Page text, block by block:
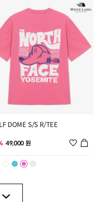
가
DOME S/S R/TEE
49,000 원 위시